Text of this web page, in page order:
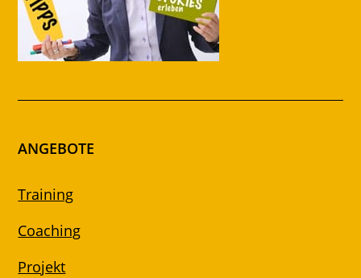
ANGEBOTE
Training
Coaching
Projekt